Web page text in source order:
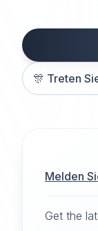
🎊 Treten
Melden
Get the